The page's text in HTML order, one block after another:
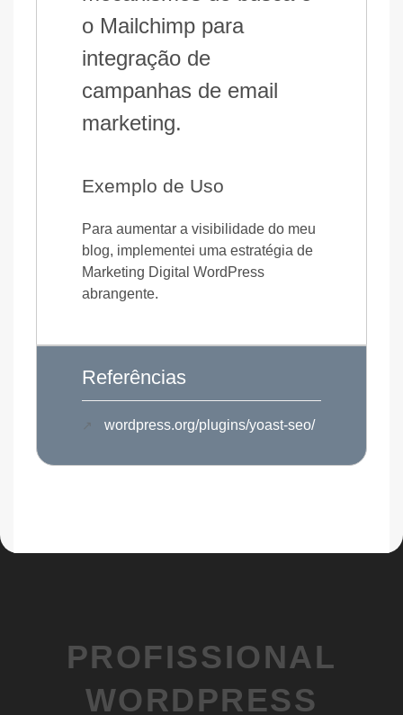
o Mailchimp para
integração de
campanhas de email
marketing.
Exemplo de Uso
Para aumentar a visibilidade do meu
blog, implementei uma estratégia de
Marketing Digital WordPress
abrangente.
Referências
wordpress.org/plugins/yoast-seo/
PROFISSIONAL
WORDPRESS